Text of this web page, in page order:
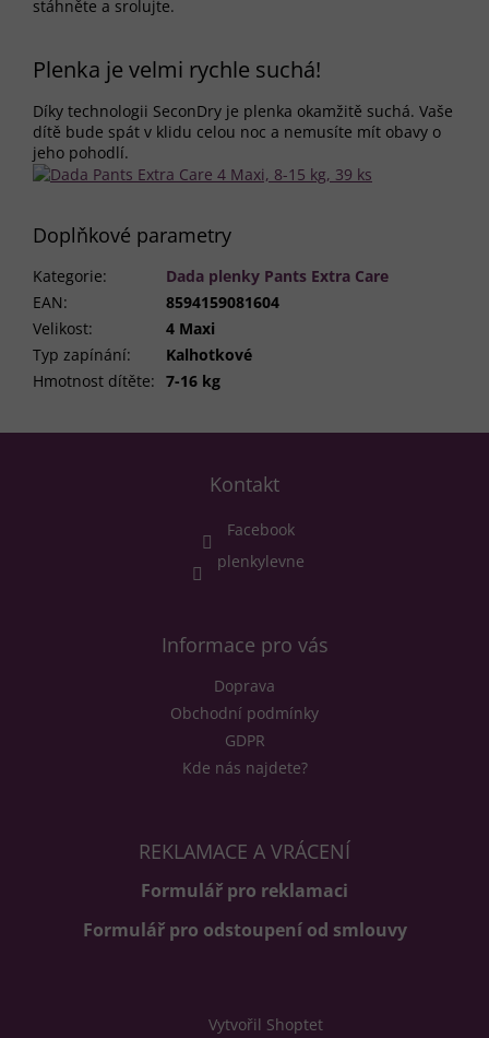
stáhněte a srolujte.
Plenka je velmi rychle suchá!
Díky technologii SeconDry je plenka okamžitě suchá. Vaše
dítě bude spát v klidu celou noc a nemusíte mít obavy o
jeho pohodlí.
Doplňkové parametry
Kategorie:
Dada plenky Pants Extra Care
EAN:
8594159081604
Velikost:
4 Maxi
Typ zapínání:
Kalhotkové
Hmotnost dítěte: 7-16 kg
Kontakt
Facebook
plenkylevne
Informace pro vás
Doprava
Obchodní podmínky
GDPR
Kde nás najdete?
REKLAMACE A VRÁCENÍ
Formulář pro reklamaci
Formulář pro odstoupení od smlouvy
Vytvořil Shoptet